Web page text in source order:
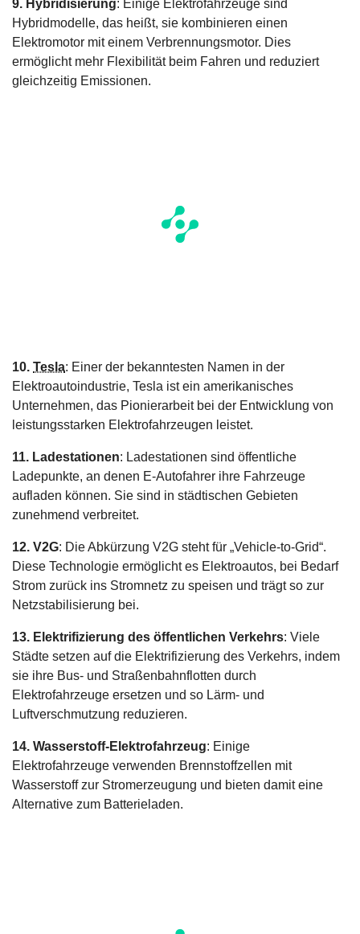
9. Hybridisierung: Einige Elektrofahrzeuge sind
Hybridmodelle, das heißt, sie kombinieren einen
Elektromotor mit einem Verbrennungsmotor. Dies
ermöglicht mehr Flexibilität beim Fahren und reduziert
gleichzeitig Emissionen.
10. Tesla: Einer der bekanntesten Namen in der
Elektroautoindustrie, Tesla ist ein amerikanisches
Unternehmen, das Pionierarbeit bei der Entwicklung von
leistungsstarken Elektrofahrzeugen leistet.
11. Ladestationen: Ladestationen sind öffentliche
Ladepunkte, an denen E-Autofahrer ihre Fahrzeuge
aufladen können. Sie sind in städtischen Gebieten
zunehmend verbreitet.
12. V2G: Die Abkürzung V2G steht für „Vehicle-to-Grid“.
Diese Technologie ermöglicht es Elektroautos, bei Bedarf
Strom zurück ins Stromnetz zu speisen und trägt so zur
Netzstabilisierung bei.
13. Elektrifizierung des öffentlichen Verkehrs: Viele
Städte setzen auf die Elektrifizierung des Verkehrs, indem
sie ihre Bus- und Straßenbahnflotten durch
Elektrofahrzeuge ersetzen und so Lärm- und
Luftverschmutzung reduzieren.
14. Wasserstoff-Elektrofahrzeug: Einige
Elektrofahrzeuge verwenden Brennstoffzellen mit
Wasserstoff zur Stromerzeugung und bieten damit eine
Alternative zum Batterieladen.